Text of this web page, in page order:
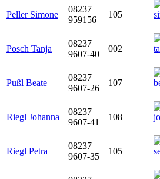
Peller Simone
08237
959156
105
Posch Tanja
08237
9607-40
002
Pußl Beate
08237
9607-26
107
Riegl Johanna
08237
9607-41
108
Riegl Petra
08237
9607-35
105